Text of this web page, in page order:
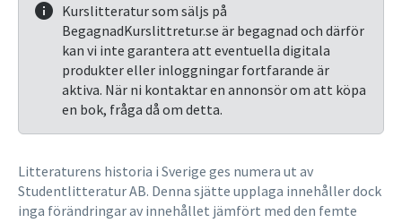
Kurslitteratur som säljs på
BegagnadKurslittretur.se är begagnad och därför
kan vi inte garantera att eventuella digitala
produkter eller inloggningar fortfarande är
aktiva. När ni kontaktar en annonsör om att köpa
en bok, fråga då om detta.
Litteraturens historia i Sverige ges numera ut av
Studentlitteratur AB. Denna sjätte upplaga innehåller dock
inga förändringar av innehållet jämfört med den femte